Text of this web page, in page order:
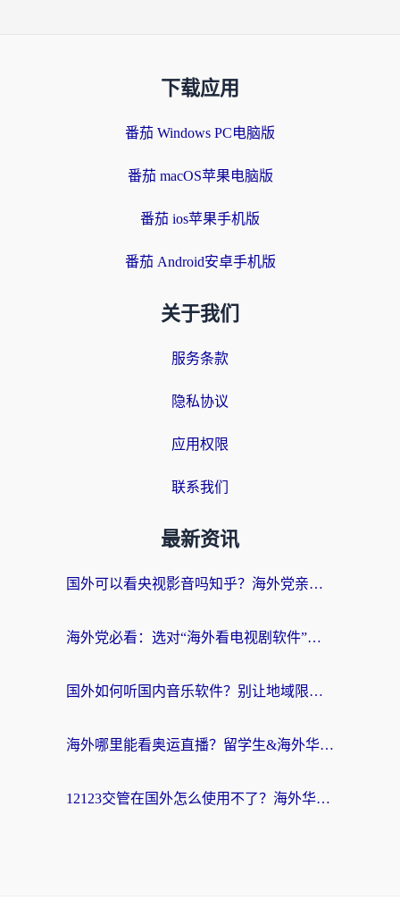
下载应用
番茄 Windows PC电脑版
番茄 macOS苹果电脑版
番茄 ios苹果手机版
番茄 Android安卓手机版
关于我们
服务条款
隐私协议
应用权限
联系我们
最新资讯
国外可以看央视影音吗知乎？海外党亲测有效的回国加速方案
海外党必看：选对“海外看电视剧软件”，再也不用愁国内剧刷不了
国外如何听国内音乐软件？别让地域限制，断了你的中文歌单
海外哪里能看奥运直播？留学生&海外华人必看的体育赛事观赛终极指南
12123交管在国外怎么使用不了？海外华人必看的无缝访问国内资源指南